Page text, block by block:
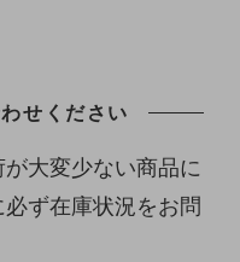
せください
大変少ない商品に
ず在庫状況をお問